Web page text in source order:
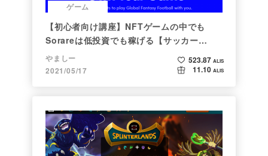
ゲーム
【初心者向け講座】NFTゲームの中でも
Sorareは低投資でも稼げる【サッカー
×NFT×BCG】
やましー
2021/05/17
523.87 ALIS
11.10 ALIS